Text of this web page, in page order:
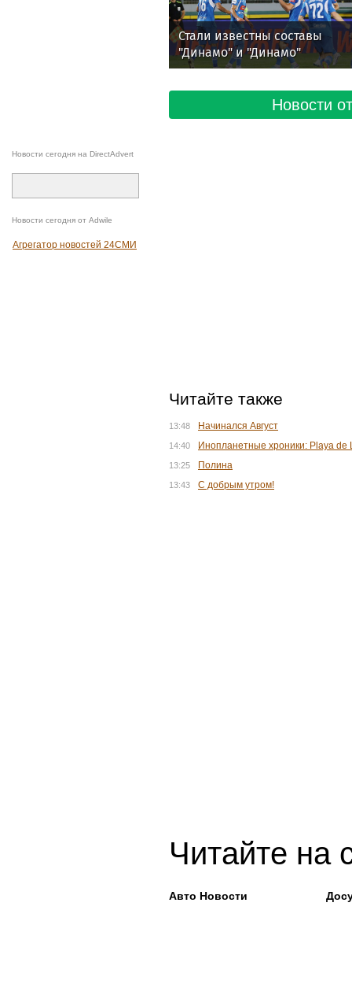
Новости сегодня на DirectAdvert
Новости сегодня от Adwile
Агрегатор новостей 24СМИ
Стали известны составы
"Динамо" и "Динамо"
Махачкала на матч 3-го тура
Новости
Читайте также
13:48 Начинался Август
14:40 Инопланетные хроники: Playa de
13:25 Полина
13:43 С добрым утром!
Читайте на
Авто Новости